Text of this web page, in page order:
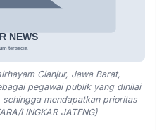
Cianjur, Jawa Barat,
pegawai publik yang dinilai
mendapatkan prioritas
LINGKAR JATENG)